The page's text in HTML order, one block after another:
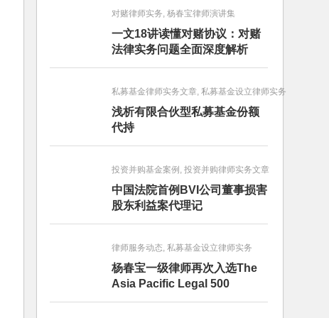
对赌律师实务, 杨春宝律师演讲集
一文18讲读懂对赌协议：对赌
法律实务问题全面深度解析
私募基金律师实务文章, 私募基金设立律师实务
浅析有限合伙型私募基金份额
代持
投资并购基金案例, 投资并购律师实务文章
中国法院首例BVI公司董事损害
股东利益案代理记
律师服务动态, 私募基金设立律师实务
杨春宝一级律师再次入选The
Asia Pacific Legal 500